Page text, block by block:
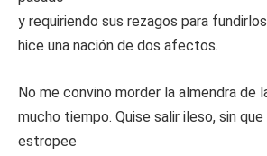
y requiriendo sus rezagos para
hice una nación de dos afectos.
No me convino morder la almendra de
mucho tiempo. Quise salir ileso, sin
estropee